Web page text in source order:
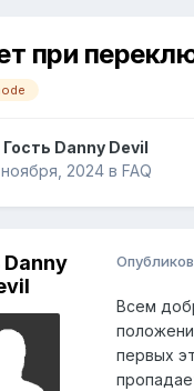
при
Danny Devil
2024в FAQ
Danny
Всем
первых